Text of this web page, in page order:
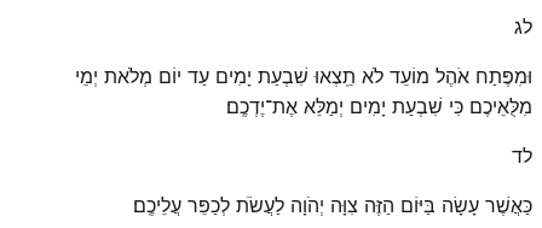
לג
וּמִפֶּתַח אֹהֶל מוֹעֵד לֹא תֵֽצְאוּ שִׁבְעַת יָמִים עַד יוֹם מְלֹאת יְמֵי
מִלֻּאֵיכֶם כִּי שִׁבְעַת יָמִים יְמַלֵּא אֶת־יֶדְכֶֽם׃
לד
כַּאֲשֶׁר עָשָׂה בַּיּוֹם הַזֶּה צִוָּה יְהֹוָה לַעֲשֹׂת לְכַפֵּר עֲלֵיכֶֽם׃